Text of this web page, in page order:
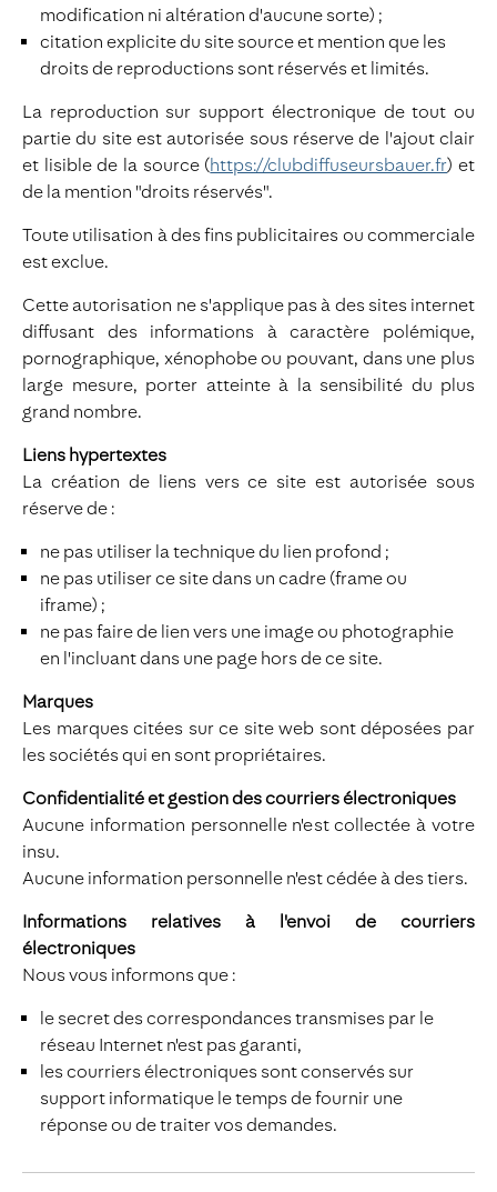
modification ni altération d'aucune sorte) ;
citation explicite du site source et mention que les
droits de reproductions sont réservés et limités.
La reproduction sur support électronique de tout ou
partie du site est autorisée sous réserve de l'ajout clair
et lisible de la source (https://clubdiffuseursbauer.fr) et
de la mention "droits réservés".
Toute utilisation à des fins publicitaires ou commerciale
est exclue.
Cette autorisation ne s'applique pas à des sites internet
diffusant des informations à caractère polémique,
pornographique, xénophobe ou pouvant, dans une plus
large mesure, porter atteinte à la sensibilité du plus
grand nombre.
Liens hypertextes
La création de liens vers ce site est autorisée sous
réserve de :
ne pas utiliser la technique du lien profond ;
ne pas utiliser ce site dans un cadre (frame ou
iframe) ;
ne pas faire de lien vers une image ou photographie
en l'incluant dans une page hors de ce site.
Marques
Les marques citées sur ce site web sont déposées par
les sociétés qui en sont propriétaires.
Confidentialité et gestion des courriers électroniques
Aucune information personnelle n'est collectée à votre
insu.
Aucune information personnelle n'est cédée à des tiers.
Informations relatives à l'envoi de courriers
électroniques
Nous vous informons que :
le secret des correspondances transmises par le
réseau Internet n'est pas garanti,
les courriers électroniques sont conservés sur
support informatique le temps de fournir une
réponse ou de traiter vos demandes.